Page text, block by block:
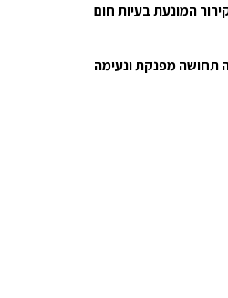
המונעת בעיות חום
תחושה מפנקת ונעימה